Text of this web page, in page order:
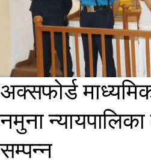
अक्सफोर्ड
नमुना
सम्पन्न